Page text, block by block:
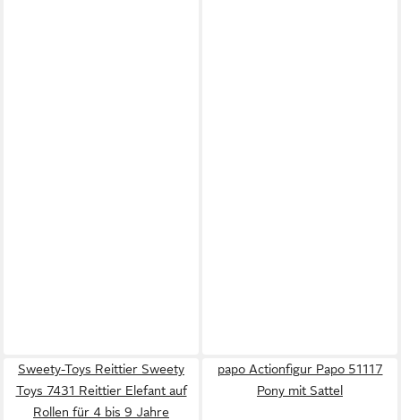
Sweety-Toys Reittier Sweety
Toys 7431 Reittier Elefant auf
Rollen für 4 bis 9 Jahre
papo Actionfigur Papo 51117
Pony mit Sattel